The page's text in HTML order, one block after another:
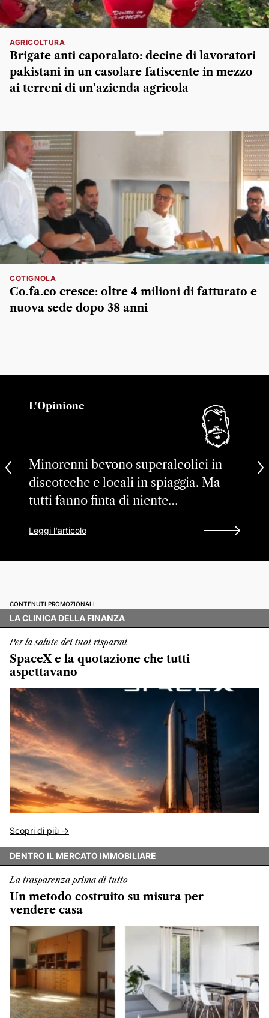
AGRICOLTURA
Brigate anti caporalato: decine di lavoratori
pakistani in un casolare fatiscente in mezzo
ai terreni di un’azienda agricola
COTIGNOLA
Co.fa.co cresce: oltre 4 milioni di fatturato e
nuova sede dopo 38 anni
L'Opinione
Minorenni bevono superalcolici in
discoteche e locali in spiaggia. Ma
tutti fanno finta di niente…
Leggi l'articolo
CONTENUTI PROMOZIONALI
LA CLINICA DELLA FINANZA
Per la salute dei tuoi risparmi
SpaceX e la quotazione che tutti
aspettavano
Scopri di più ->
DENTRO IL MERCATO IMMOBILIARE
La trasparenza prima di tutto
Un metodo costruito su misura per
vendere casa